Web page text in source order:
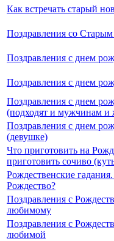
Как встречать старый
Поздравления со
Поздравления с днем
Поздравления с днем
Поздравления с днем
(подходят и мужчинам
Поздравления с днем
(девушке)
Что приготовить на
приготовить сочиво
Рождественские
Рождество?
Поздравления с
любимому
Поздравления с
любимой